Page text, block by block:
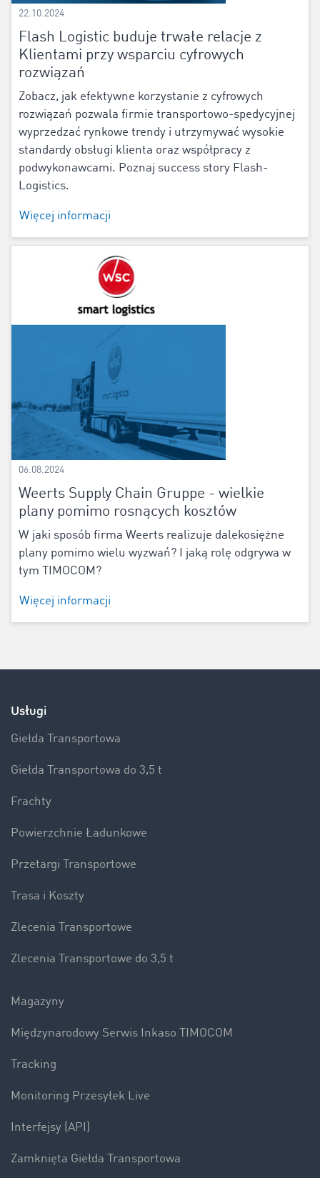
22.10.2024
Flash Logistic buduje trwałe relacje z
Klientami przy wsparciu cyfrowych
rozwiązań
Zobacz, jak efektywne korzystanie z cyfrowych
rozwiązań pozwala firmie transportowo-spedycyjnej
wyprzedzać rynkowe trendy i utrzymywać wysokie
standardy obsługi klienta oraz współpracy z
podwykonawcami. Poznaj success story Flash-
Logistics.
Więcej informacji
06.08.2024
Weerts Supply Chain Gruppe - wielkie
plany pomimo rosnących kosztów
W jaki sposób firma Weerts realizuje dalekosiężne
plany pomimo wielu wyzwań? I jaką rolę odgrywa w
tym TIMOCOM?
Więcej informacji
Usługi
Giełda Transportowa
Giełda Transportowa do 3,5 t
Frachty
Powierzchnie Ładunkowe
Przetargi Transportowe
Trasa i Koszty
Zlecenia Transportowe
Zlecenia Transportowe do 3,5 t
Magazyny
Międzynarodowy Serwis Inkaso TIMOCOM
Tracking
Monitoring Przesyłek Live
Interfejsy (API)
Zamknięta Giełda Transportowa